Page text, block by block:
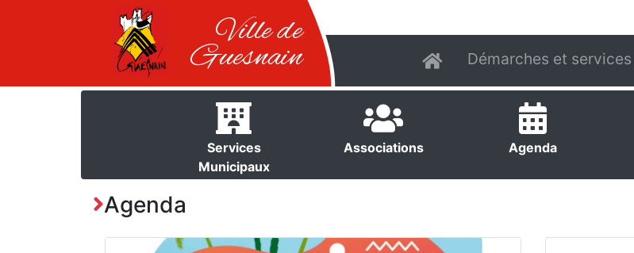
Ville de
Guesnain Démarches et services
Services
Municipaux
Associations Agenda
Agenda